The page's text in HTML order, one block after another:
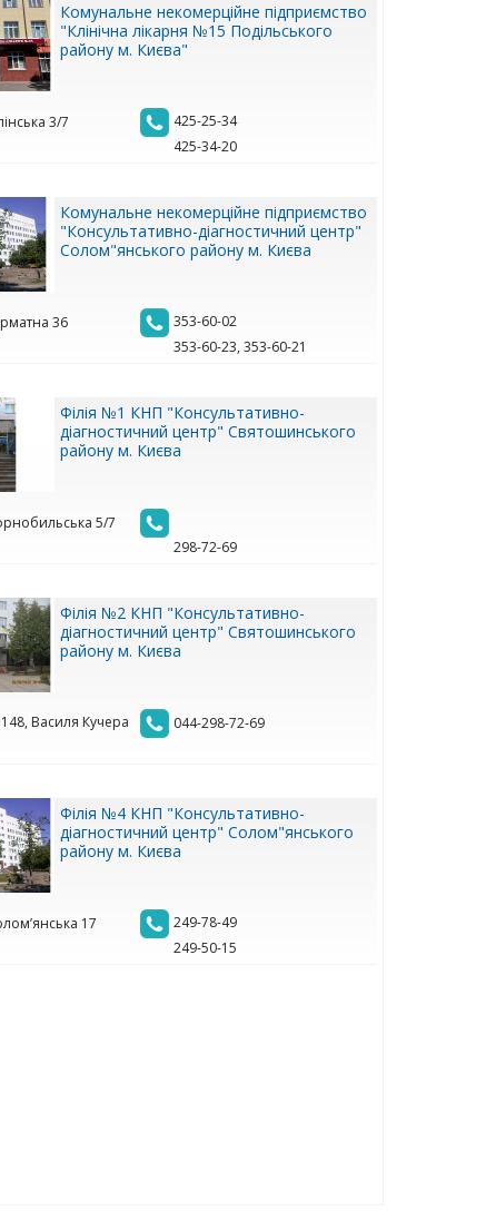
Комунальне некомерційне підприємство
"Клінічна лікарня №15 Подільського
району м. Києва"
3/7
425-25-34
425-34-20
Комунальне некомерційне підприємство
"Консультативно-діагностичний центр"
Солом"янського району м. Києва
36
353-60-02
353-60-23, 353-60-21
Філія №1 КНП "Консультативно-
діагностичний центр" Святошинського
району м. Києва
5/7
298-72-69
Філія №2 КНП "Консультативно-
діагностичний центр" Святошинського
району м. Києва
Василя Кучера
044-298-72-69
Філія №4 КНП "Консультативно-
діагностичний центр" Солом"янського
району м. Києва
17
249-78-49
249-50-15